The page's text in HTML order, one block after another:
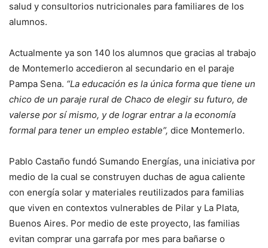
salud y consultorios nutricionales para familiares de los
alumnos.
Actualmente ya son 140 los alumnos que gracias al trabajo
de Montemerlo accedieron al secundario en el paraje
Pampa Sena. “La educación es la única forma que tiene un
chico de un paraje rural de Chaco de elegir su futuro, de
valerse por sí mismo, y de lograr entrar a la economía
formal para tener un empleo estable”, dice Montemerlo.
Pablo Castaño fundó Sumando Energías, una iniciativa por
medio de la cual se construyen duchas de agua caliente
con energía solar y materiales reutilizados para familias
que viven en contextos vulnerables de Pilar y La Plata,
Buenos Aires. Por medio de este proyecto, las familias
evitan comprar una garrafa por mes para bañarse o